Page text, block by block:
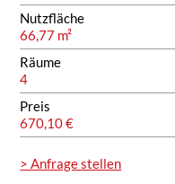
Nutzfläche
66,77 m²
Räume
4
Preis
670,10 €
> Anfrage stellen